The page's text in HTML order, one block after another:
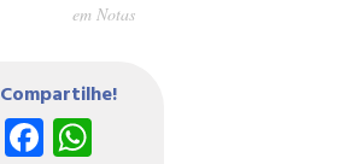
em Notas
Compartilhe!
Facebook
WhatsApp